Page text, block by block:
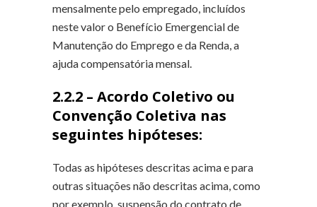
mensalmente pelo empregado, incluídos
neste valor o Benefício Emergencial de
Manutenção do Emprego e da Renda, a
ajuda compensatória mensal.
2.2.2 – Acordo Coletivo ou
Convenção Coletiva nas
seguintes hipóteses:
Todas as hipóteses descritas acima e para
outras situações não descritas acima, como
por exemplo, suspensão do contrato de